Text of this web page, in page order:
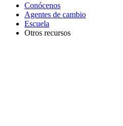
Conócenos
Agentes de cambio
Escuela
Otros recursos